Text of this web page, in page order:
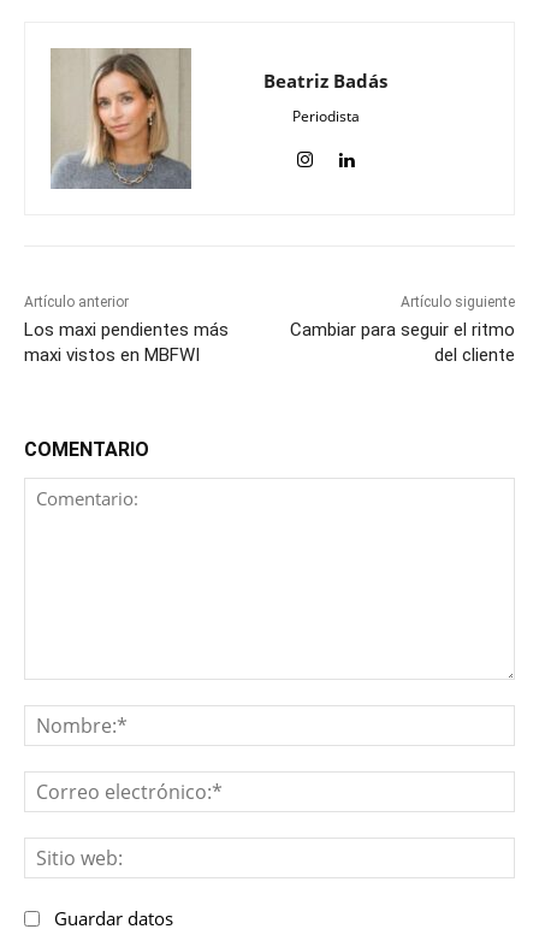
Beatriz Badás
Periodista
Artículo anterior
Los maxi pendientes más
maxi vistos en MBFWI
Artículo siguiente
Cambiar para seguir el ritmo
del cliente
COMENTARIO
Guardar datos